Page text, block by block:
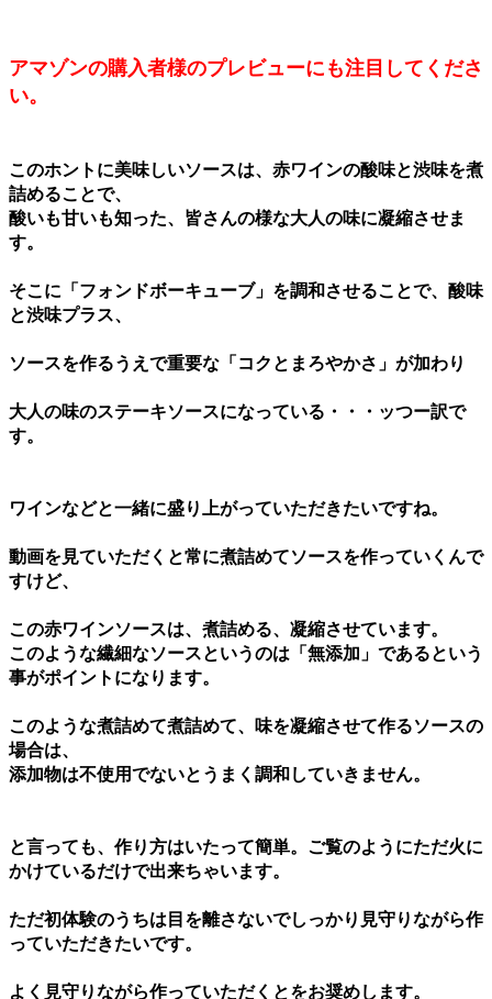
アマゾンの購入者様のプレビューにも注目してくださ
い。
このホントに美味しいソースは、赤ワインの酸味と渋味を煮
詰めることで、
酸いも甘いも知った、皆さんの様な大人の味に凝縮させま
す。
そこに「フォンドボーキューブ」を調和させることで、酸味
と渋味プラス、
ソースを作るうえで重要な「コクとまろやかさ」が加わり
大人の味のステーキソースになっている・・・ッつー訳で
す。
ワインなどと一緒に盛り上がっていただきたいですね。
動画を見ていただくと常に煮詰めてソースを作っていくんで
すけど、
この赤ワインソースは、煮詰める、凝縮させています。
このような繊細なソースというのは「無添加」であるという
事がポイントになります。
このような煮詰めて煮詰めて、味を凝縮させて作るソースの
場合は、
添加物は不使用でないとうまく調和していきません。
と言っても、作り方はいたって簡単。ご覧のようにただ火に
かけているだけで出来ちゃいます。
ただ初体験のうちは目を離さないでしっかり見守りながら作
っていただきたいです。
よく見守りながら作っていただくとをお奨めします。